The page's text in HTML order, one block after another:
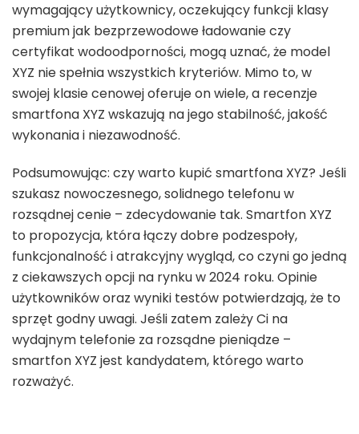
wymagający użytkownicy, oczekujący funkcji klasy
premium jak bezprzewodowe ładowanie czy
certyfikat wodoodporności, mogą uznać, że model
XYZ nie spełnia wszystkich kryteriów. Mimo to, w
swojej klasie cenowej oferuje on wiele, a recenzje
smartfona XYZ wskazują na jego stabilność, jakość
wykonania i niezawodność.
Podsumowując: czy warto kupić smartfona XYZ? Jeśli
szukasz nowoczesnego, solidnego telefonu w
rozsądnej cenie – zdecydowanie tak. Smartfon XYZ
to propozycja, która łączy dobre podzespoły,
funkcjonalność i atrakcyjny wygląd, co czyni go jedną
z ciekawszych opcji na rynku w 2024 roku. Opinie
użytkowników oraz wyniki testów potwierdzają, że to
sprzęt godny uwagi. Jeśli zatem zależy Ci na
wydajnym telefonie za rozsądne pieniądze –
smartfon XYZ jest kandydatem, którego warto
rozważyć.